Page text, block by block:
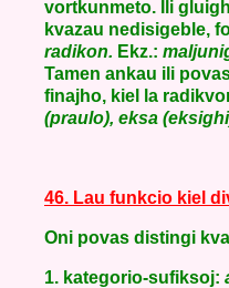
vortkunmeto. Ili
kvazau nedisigeble,
radikon. Ekz.:
Tamen ankau ili
finajho, kiel la
(praulo), eksa
46. Lau funkcio kiel
Oni povas distingi
1. kategorio-sufiksoj: